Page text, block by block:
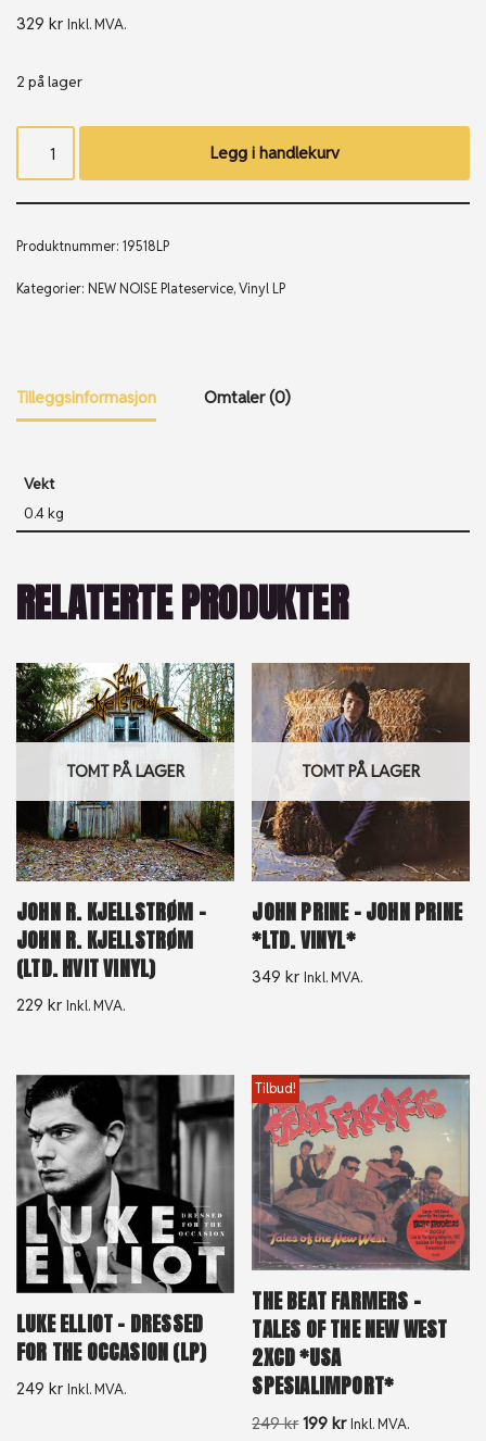
329 kr Inkl. MVA.
2 på lager
Legg i handlekurv
Produktnummer: 19518LP
Kategorier: NEW NOISE Plateservice,Vinyl LP
Tilleggsinformasjon Omtaler (0)
Vekt
0.4 kg
RELATERTE PRODUKTER
TOMT PÅ LAGER
JOHN R. KJELLSTRØM –
JOHN R. KJELLSTRØM
(LTD. HVIT VINYL)
229 kr Inkl. MVA.
TOMT PÅ LAGER
JOHN PRINE – JOHN PRINE
*LTD. VINYL*
349kr Inkl. MVA.
LUKE ELLIOT – DRESSED
FOR THE OCCASION (LP)
249 kr Inkl. MVA.
Tilbud!
THE BEAT FARMERS –
TALES OF THE NEW WEST
2XCD *USA
SPESIALIMPORT*
249kr 199kr Inkl. MVA.